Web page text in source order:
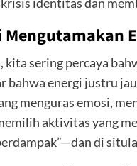
Mengutamakan
kita sering percaya
bahwa energi justru
menguras emosi,
aktivitas yang
di